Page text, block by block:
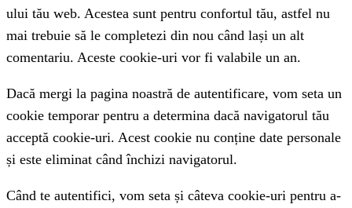
ului tău web. Acestea sunt pentru confortul tău, astfel nu
mai trebuie să le completezi din nou când lași un alt
comentariu. Aceste cookie-uri vor fi valabile un an.
Dacă mergi la pagina noastră de autentificare, vom seta un
cookie temporar pentru a determina dacă navigatorul tău
acceptă cookie-uri. Acest cookie nu conține date personale
și este eliminat când închizi navigatorul.
Când te autentifici, vom seta și câteva cookie-uri pentru a-